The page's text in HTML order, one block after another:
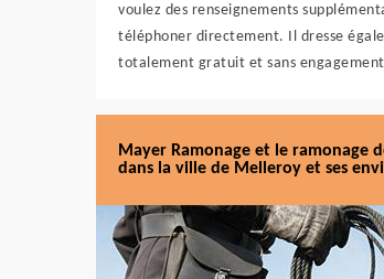
voulez des renseignements
téléphoner directement. Il dresse
totalement gratuit et sans
Mayer Ramonage et le ramonage
dans la ville de Melleroy et ses